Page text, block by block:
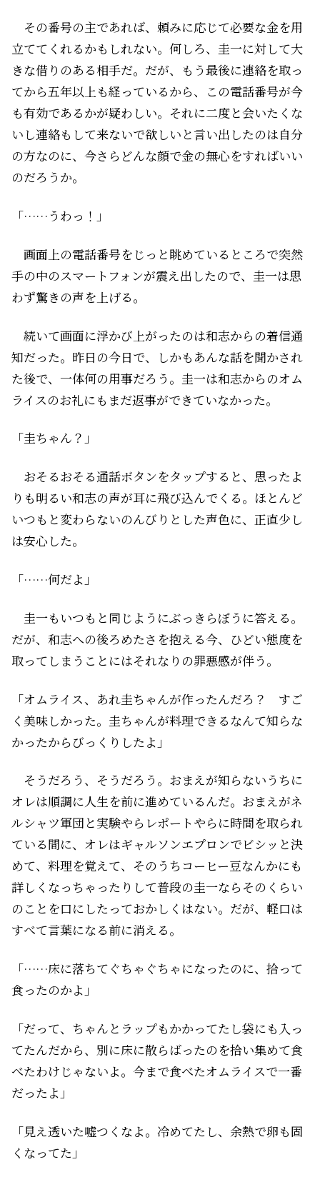
その番号の主であれば、頼みに応じて必要な金を用
立ててくれるかもしれない。何しろ、圭一に対して大
きな借りのある相手だ。だが、もう最後に連絡を取っ
てから五年以上も経っているから、この電話番号が今
も有効であるかが疑わしい。それに二度と会いたくな
いし連絡もして来ないで欲しいと言い出したのは自分
の方なのに、今さらどんな顔で金の無心をすればいい
のだろうか。
「……うわっ！」
画面上の電話番号をじっと眺めているところで突然
手の中のスマートフォンが震え出したので、圭一は思
わず驚きの声を上げる。
続いて画面に浮かび上がったのは和志からの着信通
知だった。昨日の今日で、しかもあんな話を聞かされ
た後で、一体何の用事だろう。圭一は和志からのオム
ライスのお礼にもまだ返事ができていなかった。
「圭ちゃん？」
おそるおそる通話ボタンをタップすると、思ったよ
りも明るい和志の声が耳に飛び込んでくる。ほとんど
いつもと変わらないのんびりとした声色に、正直少し
は安心した。
「……何だよ」
圭一もいつもと同じようにぶっきらぼうに答える。
だが、和志への後ろめたさを抱える今、ひどい態度を
取ってしまうことにはそれなりの罪悪感が伴う。
「オムライス、あれ圭ちゃんが作ったんだろ？ すご
く美味しかった。圭ちゃんが料理できるなんて知らな
かったからびっくりしたよ」
そうだろう、そうだろう。おまえが知らないうちに
オレは順調に人生を前に進めているんだ。おまえがネ
ルシャツ軍団と実験やらレポートやらに時間を取られ
ている間に、オレはギャルソンエプロンでビシッと決
めて、料理を覚えて、そのうちコーヒー豆なんかにも
詳しくなっちゃったりして――普段の圭一ならそのくらい
のことを口にしたっておかしくはない。だが、軽口は
すべて言葉になる前に消える。
「……床に落ちてぐちゃぐちゃになったのに、拾って
食ったのかよ」
「だって、ちゃんとラップもかかってたし袋にも入っ
てたんだから、別に床に散らばったのを拾い集めて食
べたわけじゃないよ。今まで食べたオムライスで一番
だったよ」
「見え透いた嘘つくなよ。冷めてたし、余熱で卵も固
くなってた」